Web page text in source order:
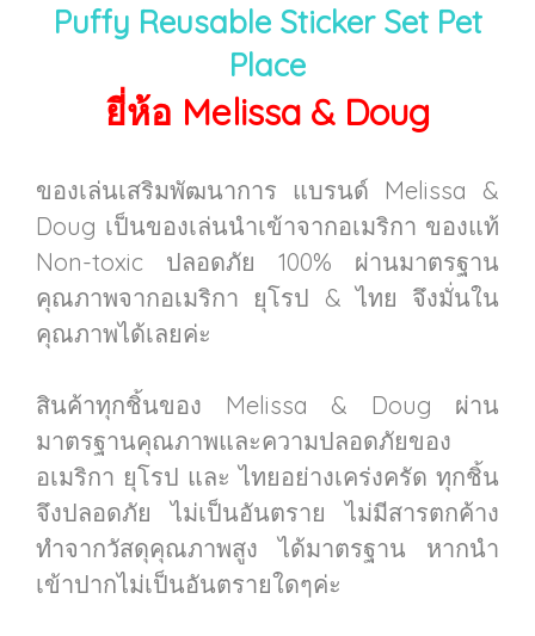
Puffy Reusable Sticker Set Pet
Place
ยี่ห้อ Melissa & Doug
ของเล่นเสริมพัฒนาการ แบรนด์ Melissa &
Doug เป็นของเล่นนำเข้าจากอเมริกา ของแท้
Non-toxic ปลอดภัย 100% ผ่านมาตรฐาน
คุณภาพจากอเมริกา ยุโรป & ไทย จึงมั่นใน
คุณภาพได้เลยค่ะ
สินค้าทุกชิ้นของ Melissa & Doug ผ่าน
มาตรฐานคุณภาพและความปลอดภัยของ
อเมริกา ยุโรป และ ไทยอย่างเคร่งครัด ทุกชิ้น
จึงปลอดภัย ไม่เป็นอันตราย ไม่มีสารตกค้าง
ทำจากวัสดุคุณภาพสูง ได้มาตรฐาน หากนำ
เข้าปากไม่เป็นอันตรายใดๆค่ะ